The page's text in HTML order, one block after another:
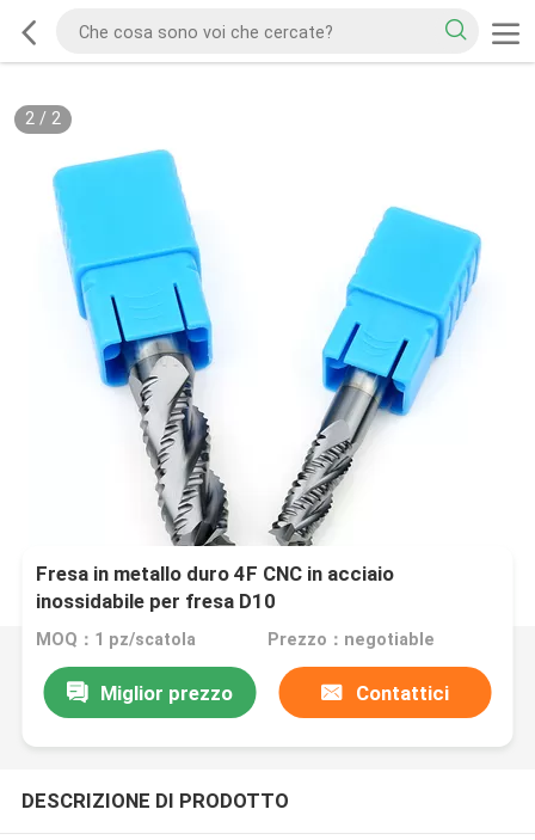
2/ 2
Fresa in metallo duro 4F CNC in acciaio
inossidabile per fresa D10
MOQ：1 pz/scatola Prezzo：negotiable
Miglior prezzo Contattici
DESCRIZIONE DI PRODOTTO